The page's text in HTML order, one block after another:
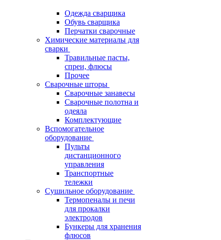
Одежда сварщика
Обувь сварщика
Перчатки сварочные
Химические материалы для
сварки
Травильные пасты,
спреи, флюсы
Прочее
Сварочные шторы
Сварочные занавесы
Сварочные полотна и
одеяла
Комплектующие
Вспомогательное
оборудование
Пульты
дистанционного
управления
Транспортные
тележки
Сушильное оборудование
Термопеналы и печи
для прокалки
электродов
Бункеры для хранения
флюсов